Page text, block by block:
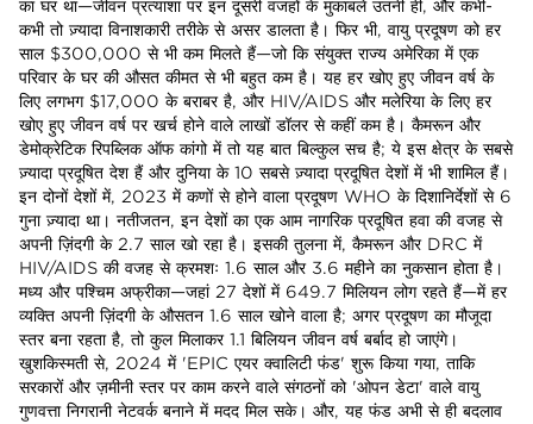
का घर था—जीवन प्रत्याशा पर इन दूसरी वजहों के मुकाबले उतनी ही, और कभी-
कभी तो ज़्यादा विनाशकारी तरीके से असर डालता है। फिर भी, वायु प्रदूषण को हर
साल $300,000 से भी कम मिलते हैं—जो कि संयुक्त राज्य अमेरिका में एक
परिवार के घर की औसत कीमत से भी बहुत कम है। यह हर खोए हुए जीवन वर्ष के
लिए लगभग $17,000 के बराबर है, और HIV/AIDS और मलेरिया के लिए हर
खोए हुए जीवन वर्ष पर खर्च होने वाले लाखों डॉलर से कहीं कम है। कैमरून और
डेमोक्रेटिक रिपब्लिक ऑफ कांगो में तो यह बात बिल्कुल सच है; ये इस क्षेत्र के सबसे
ज़्यादा प्रदूषित देश हैं और दुनिया के 10 सबसे ज़्यादा प्रदूषित देशों में भी शामिल हैं।
इन दोनों देशों में, 2023 में कणों से होने वाला प्रदूषण WHO के दिशानिर्देशों से 6
गुना ज़्यादा था। नतीजतन, इन देशों का एक आम नागरिक प्रदूषित हवा की वजह से
अपनी ज़िंदगी के 2.7 साल खो रहा है। इसकी तुलना में, कैमरून और DRC में
HIV/AIDS की वजह से क्रमशः 1.6 साल और 3.6 महीने का नुकसान होता है।
मध्य और पश्चिम अफ्रीका—जहां 27 देशों में 649.7 मिलियन लोग रहते हैं—में हर
व्यक्ति अपनी ज़िंदगी के औसतन 1.6 साल खोने वाला है; अगर प्रदूषण का मौजूदा
स्तर बना रहता है, तो कुल मिलाकर 1.1 बिलियन जीवन वर्ष बर्बाद हो जाएंगे।
खुशकिस्मती से, 2024 में 'EPIC एयर क्वालिटी फंड' शुरू किया गया, ताकि
सरकारों और ज़मीनी स्तर पर काम करने वाले संगठनों को 'ओपन डेटा' वाले वायु
गुणवत्ता निगरानी नेटवर्क बनाने में मदद मिल सके। और, यह फंड अभी से ही बदलाव